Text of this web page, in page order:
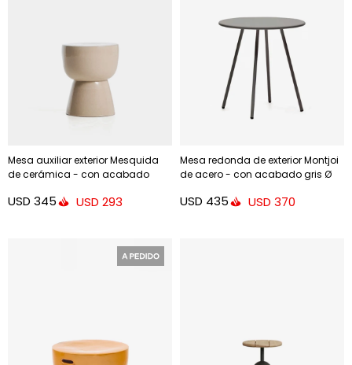
Mesa auxiliar exterior Mesquida
de cerámica - con acabado
USD 345 USD 293
Mesa redonda de exterior Montjoi
de acero - con acabado gris Ø
USD 435 USD 370